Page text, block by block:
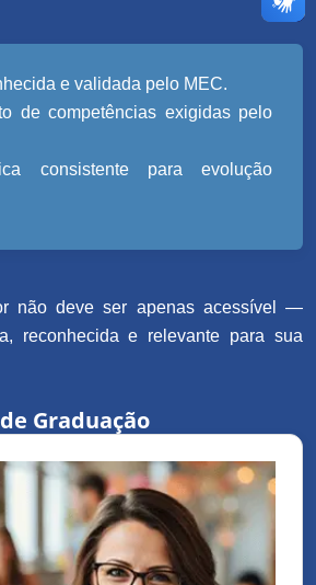
e validada pelo MEC.
de competências exigidas pelo
consistente para evolução
não deve ser apenas acessível —
reconhecida e relevante para sua
Graduação